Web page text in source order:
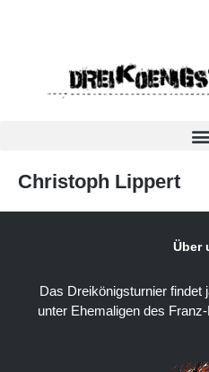
Christoph Lippert
Über
Das Dreikönigsturnier findet
unter Ehemaligen des